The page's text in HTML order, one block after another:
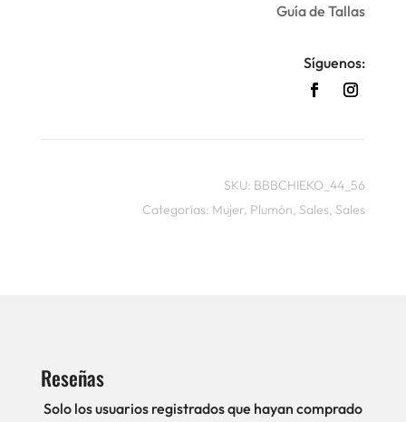
Guía de Tallas
Síguenos:
SKU: BBBCHIEKO_44_56
Categorías: Mujer, Plumón, Sales, Sales
Reseñas
Solo los usuarios registrados que hayan comprado